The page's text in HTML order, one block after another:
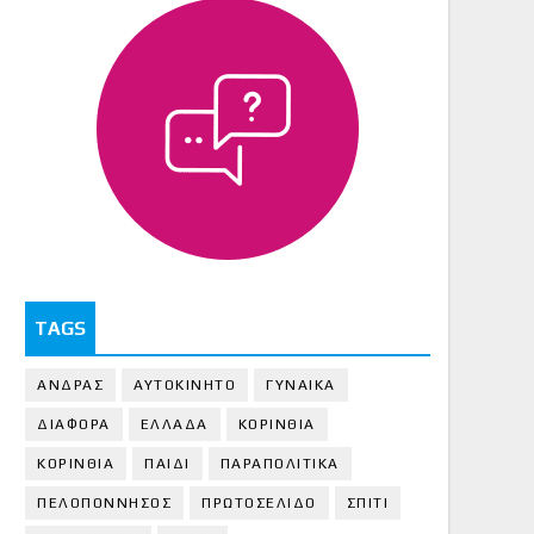
TAGS
ΑΝΔΡΑΣ ΑΥΤΟΚΙΝΗΤΟ ΓΥΝΑΙΚΑ
ΔΙΑΦΟΡΑ ΕΛΛΑΔΑ ΚΟΡΙΝΘΙΑ
ΚΟΡΙΝΘΙA ΠΑΙΔΙ ΠΑΡΑΠΟΛΙΤΙΚΑ
ΠΕΛΟΠΟΝΝΗΣΟΣ ΠΡΩΤΟΣΕΛΙΔΟ ΣΠΙΤΙ